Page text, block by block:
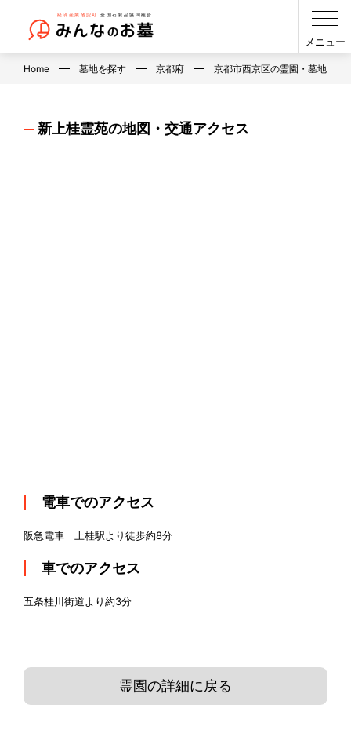
メニュー
Home 墓地を探す 京都府 京都市西京区の霊園・墓地・お
新上桂霊苑の地図・交通アクセス
電車でのアクセス
阪急電車 上桂駅より徒歩約8分
車でのアクセス
五条桂川街道より約3分
霊園の詳細に戻る